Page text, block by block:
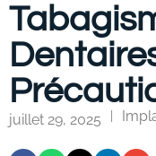
juillet 29, 2025